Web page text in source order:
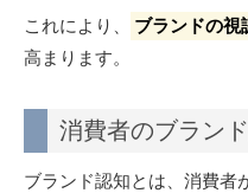
これにより、 ブランドの視
高まります。
消費者のブラン
ブランド認知とは、消費者